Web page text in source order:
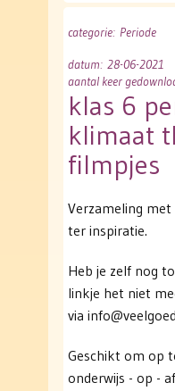
categorie: Periode
datum: 28-06-2021
aantal keer
klas 6
klimaat
filmpjes
Verzameling
ter inspiratie.
Heb je zelf nog
linkje het niet
via
Geschikt om op
onderwijs - op -